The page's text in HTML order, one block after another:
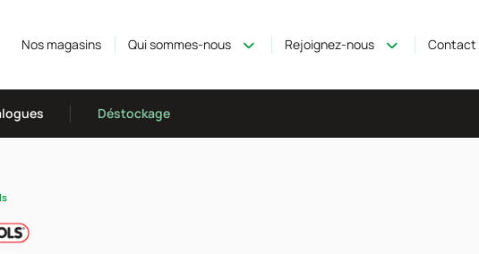
Nos magasins Qui sommes-nous Rejoignez-nous Contact
Déstockage